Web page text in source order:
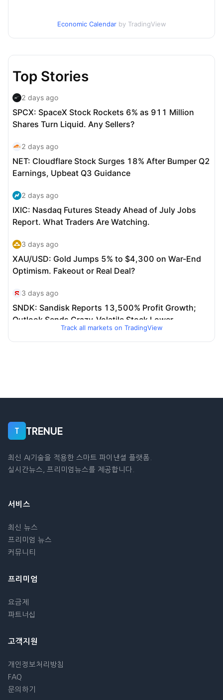
Economic Calendar by TradingView
Track all markets on TradingView
T TRENUE
최신 AI기술을 적용한 스마트 파이낸셜 플랫폼.
실시간뉴스, 프리미엄뉴스를 제공합니다.
서비스
최신 뉴스
프리미엄 뉴스
커뮤니티
프리미엄
요금제
파트너십
고객지원
개인정보처리방침
FAQ
문의하기